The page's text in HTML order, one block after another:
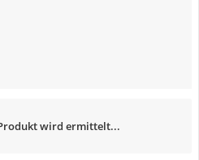
wird ermittelt...